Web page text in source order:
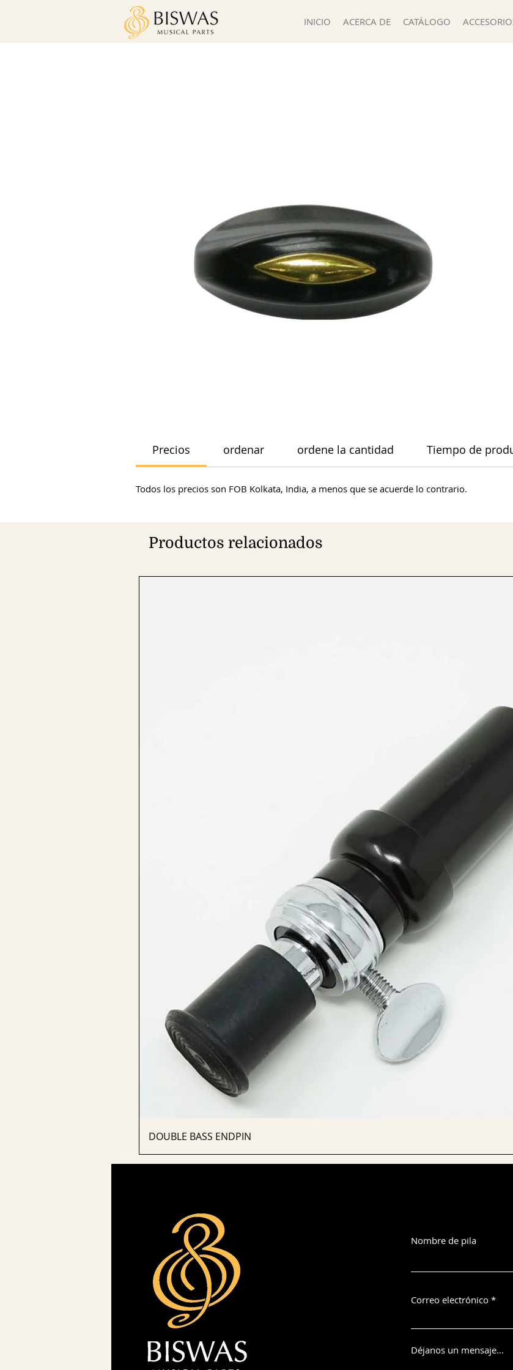
INICIO ACERCA DE CATÁLOGO
Precios ordenar ordene la cantidad Tiempo de
Todos los precios son FOB Kolkata, India, a menos que se acuerde lo contrario.
Productos relacionados
DOUBLE BASS ENDPIN
Nombre de pila
Correo electrónico
Déjanos un mensaje...